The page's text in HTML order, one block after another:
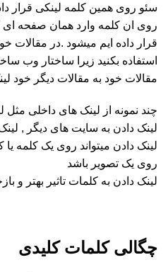
سئو روی همین کلمه لینکی قرار
روی ان کلمه وارد همان صفحه
قرار داده ایم میشود .در مقالات
استفاده بکنید زیرا ساختار وب
مقالات خود به مقالات دیگر خود
چند نمونه از لینک های داخلی
لینک دادن به سایت های دیگر ,
لینک دادن میتواند روی یک کلمه یا
روی یک تصویر باشد
لینک دادن به کلمات تاثیر بهتر و
چگالی کلمات کلیدی